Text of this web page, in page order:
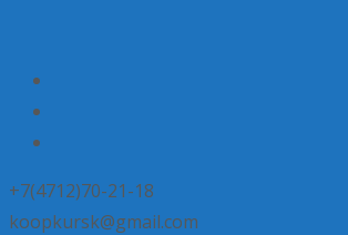
+7(4712)70-21-18
koopkursk@gmail.com